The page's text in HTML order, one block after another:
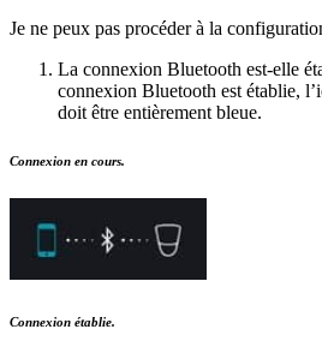
Je ne peux pas procéder à la
La connexion Bluetooth est-elle
connexion Bluetooth est établie,
doit être entièrement bleue.
Connexion en cours.
Connexion établie.